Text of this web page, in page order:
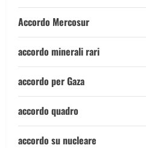
Accordo Mercosur
accordo minerali rari
accordo per Gaza
accordo quadro
accordo su nucleare